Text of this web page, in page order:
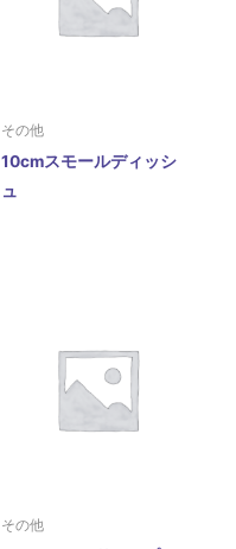
その他
10cmスモールディッシ
ュ
その他